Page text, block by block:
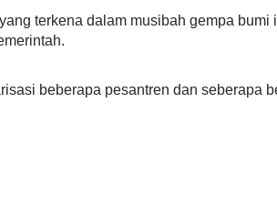
terkena dalam musibah gempa bumi
beberapa pesantren dan seberapa